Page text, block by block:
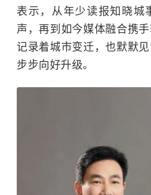
表示，从年少读报知晓城
声，再到如今媒体融合携
记录着城市变迁，也默默
步步向好升级。